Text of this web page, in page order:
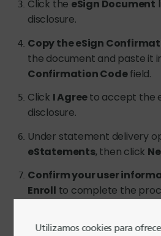
Click the eSign Document
disclosure.
Copy the eSign
the document and paste it
Confirmation Codefield.
Click I Agreeto accept the
disclosure.
Under statement delivery
eStatements, then click
Confirm your user
Enroll to complete the
Utilizamos cookies para